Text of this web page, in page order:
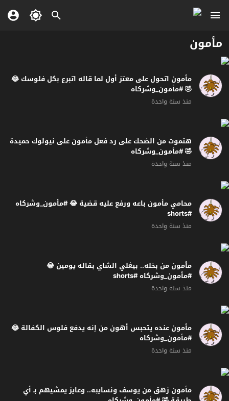
مأمون
مأمون اتحول على معتز أول لما قاله اتبرع بكل فلوسك 😂
🤣 #مأمون_وشركاه
منذ سنة واحدة
هتموت من الضحك على رد فعل مأمون على نيولوك حميدة
🤣 #مأمون_وشركاه
منذ سنة واحدة
محامي مأمون باعه ورفع عليه قضية 😂 #مأمون_وشركاه
#shorts
منذ سنة واحدة
مأمون من بخله.. بيغلي الشاي بقاله يومين 😂
#مأمون_وشركاه #shorts
منذ سنة واحدة
مأمون عنده يتحبس أهون من إنه يدفع فلوس الكفالة 😂
#مأمون_وشركاه
منذ سنة واحدة
مأمون زهق من يوسف ونسايبه.. وعايز يمشيهم بـ أي